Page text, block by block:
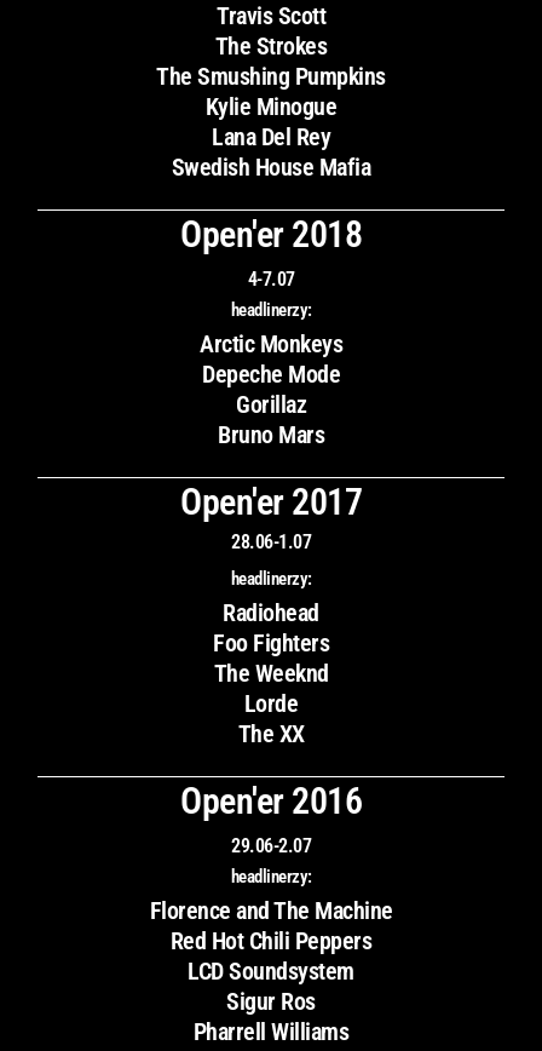
Travis Scott
The Strokes
The Smushing Pumpkins
Kylie Minogue
Lana Del Rey
Swedish House Mafia
Open'er 2018
4-7.07
headlinerzy:
Arctic Monkeys
Depeche Mode
Gorillaz
Bruno Mars
Open'er 2017
28.06-1.07
headlinerzy:
Radiohead
Foo Fighters
The Weeknd
Lorde
The XX
Open'er 2016
29.06-2.07
headlinerzy:
Florence and The Machine
Red Hot Chili Peppers
LCD Soundsystem
Sigur Ros
Pharrell Williams